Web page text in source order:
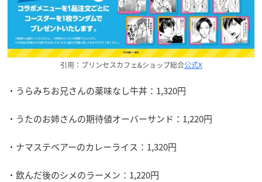
引用：プリンセスカフェ&ショップ総合公式X
・うらみちお兄さんの薬味なし牛丼：1,320円
・うたのお姉さんの期待値オーバーサンド：1,220円
・ナマステベアーのカレーライス：1,320円
・飲んだ後のシメのラーメン：1,220円